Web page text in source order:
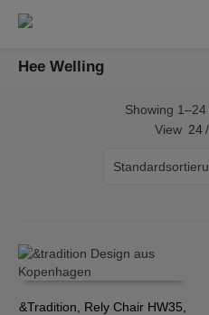
Hee Welling
Showing
View 24 /
&Tradition, Rely Chair HW35,